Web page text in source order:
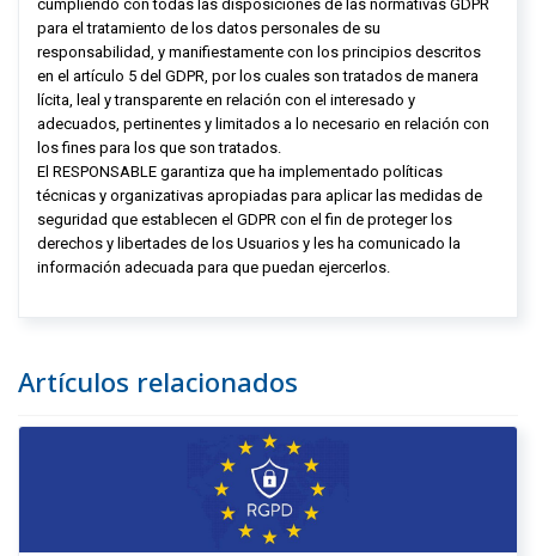
cumpliendo con todas las disposiciones de las normativas GDPR
para el tratamiento de los datos personales de su
responsabilidad, y manifiestamente con los principios descritos
en el artículo 5 del GDPR, por los cuales son tratados de manera
lícita, leal y transparente en relación con el interesado y
adecuados, pertinentes y limitados a lo necesario en relación con
los fines para los que son tratados.
El RESPONSABLE garantiza que ha implementado políticas
técnicas y organizativas apropiadas para aplicar las medidas de
seguridad que establecen el GDPR con el fin de proteger los
derechos y libertades de los Usuarios y les ha comunicado la
información adecuada para que puedan ejercerlos.
Artículos relacionados